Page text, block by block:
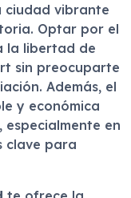
ciudad vibrante
Optar por el
la libertad de
sin preocuparte
Además, el
y económica
en
clave para